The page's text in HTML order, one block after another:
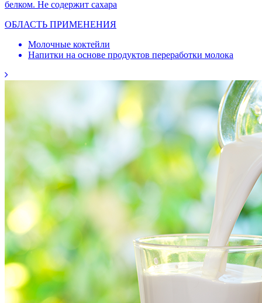
белком. Не содержит сахара
ОБЛАСТЬ ПРИМЕНЕНИЯ
Молочные коктейли
Напитки на основе продуктов переработки молока